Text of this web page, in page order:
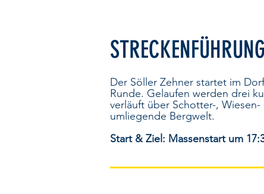
STRECKENFÜHRUNG
Der Söller Zehner startet im
Runde. Gelaufen werden drei
verläuft über Schotter-,
umliegende Bergwelt.
Start & Ziel: Massenstart um